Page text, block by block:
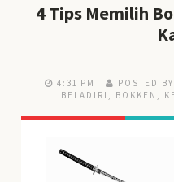
4 Tips Memilih
4:31 PM POSTED
BELADIRI , BOKKEN ,